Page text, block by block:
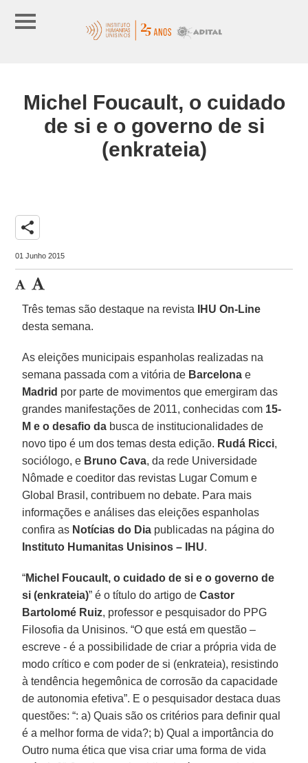
Michel Foucault, o cuidado
de si e o governo de si
(enkrateia)
share
01 Junho 2015
Três temas são destaque na revista
IHU On-Line
desta semana.
As eleições municipais espanholas realizadas na
semana passada com a vitória de Barcelona e
Madrid por parte de movimentos que emergiram das
grandes manifestações de 2011, conhecidas com 15-
M e o desafio da busca de institucionalidades de
novo tipo é um dos temas desta edição. Rudá Ricci,
sociólogo, e Bruno Cava, da rede Universidade
Nômade e coeditor das revistas Lugar Comum e
Global Brasil, contribuem no debate. Para mais
informações e análises das eleições espanholas
confira as Notícias do Dia publicadas na página do
Instituto Humanitas Unisinos – IHU.
“Michel Foucault, o cuidado de si e o governo de
si (enkrateia)” é o título do artigo deCastor
Bartolomé Ruiz, professor e pesquisador do PPG
Filosofia da Unisinos. “O que está em questão –
escreve - é a possibilidade de criar a própria vida de
modo crítico e com poder de si (enkrateia), resistindo
à tendência hegemônica de corrosão da capacidade
de autonomia efetiva”. E o pesquisador destaca duas
questões: “: a) Quais são os critérios para definir qual
é a melhor forma de vida?; b) Qual a importância do
Outro numa ética que visa criar uma forma de vida